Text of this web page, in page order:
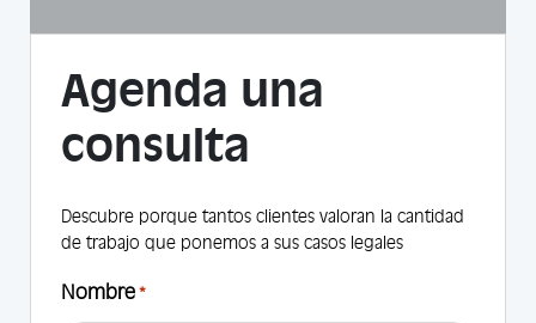
Agenda una
consulta
Descubre porque tantos clientes valoran la cantidad
de trabajo que ponemos a sus casos legales
Nombre *